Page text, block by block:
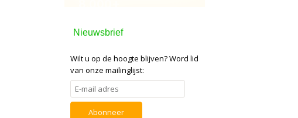
Nieuwsbrief
Wilt u op de hoogte blijven?Word lid
van onze mailinglijst:
Abonneer